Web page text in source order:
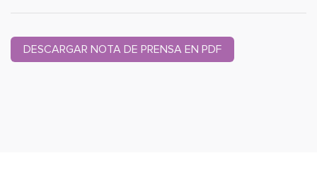
DESCARGAR NOTA DE PRENSA EN PDF